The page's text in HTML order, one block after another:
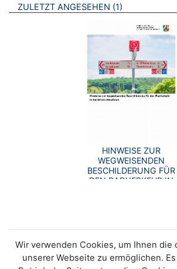
ZULETZT ANGESEHEN 1 BROSCHÜREN
HINWEISE ZUR
WEGWEISENDEN
BESCHILDERUNG FÜR
DEN RADVERKEHR IN
Wir verwenden Cookies, um Ihnen die
unserer Webseite zu ermöglichen.